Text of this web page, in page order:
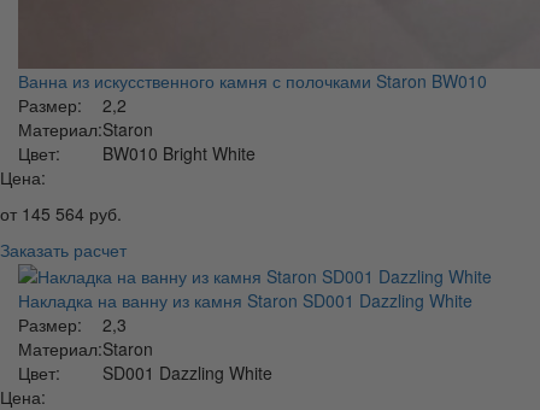
Ванна из искусственного камня с полочками Staron BW010
Размер:
2,2
Материал:Staron
Цвет:
BW010 Bright White
Цена:
от 145 564 руб.
Заказать расчет
Накладка на ванну из камня Staron SD001 Dazzling White
Размер:
2,3
Материал:Staron
Цвет:
SD001 Dazzling White
Цена: